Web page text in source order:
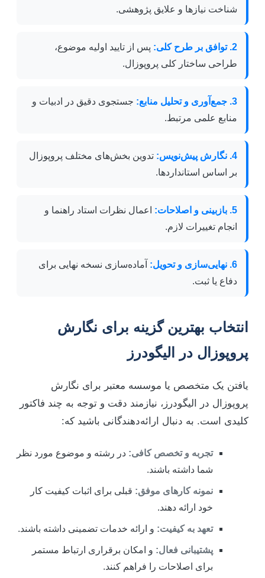
شناخت نیازها و علایق پژوهشی.
2. توافق بر طرح کلی:
پس از تایید اولیه موضوع،
طراحی ساختار کلی پروپوزال.
3. جمع‌آوری و تحلیل منابع:
جستجوی دقیق در ادبیات و
منابع علمی مرتبط.
4. نگارش پیش‌نویس:
تدوین بخش‌های مختلف پروپوزال
بر اساس استانداردها.
5. بازبینی و اصلاحات:
اعمال نظرات استاد راهنما و
انجام تغییرات لازم.
6. نهایی‌سازی و تحویل:
آماده‌سازی نسخه نهایی برای
دفاع یا ثبت.
انتخاب بهترین گزینه برای نگارش
پروپوزال در الیگودرز
یافتن یک متخصص یا موسسه معتبر برای نگارش
پروپوزال در الیگودرز، نیازمند دقت و توجه به چند فاکتور
کلیدی است. به دنبال ارائه‌دهندگانی باشید که:
تجربه و تخصص کافی: در رشته و موضوع مورد نظر
شما داشته باشند.
نمونه کارهای موفق: قبلی برای اثبات کیفیت کار
خود ارائه دهند.
تعهد به کیفیت: و ارائه خدمات تضمینی داشته باشند.
پشتیبانی فعال: و امکان برقراری ارتباط مستمر
برای اصلاحات را فراهم کنند.